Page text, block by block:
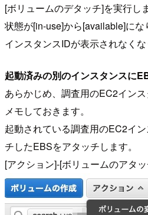
[ボリュームのデタッチ]を実行しま
状態が[in-use]から[available]に
インスタンスIDが表示されなくな
起動済みの別のインスタンスに
あらかじめ、調査用のEC2イン
メモしておきます。
起動されている調査用のEC2イ
チしたEBSをアタッチします。
[アクション]-[ボリュームのアタッ